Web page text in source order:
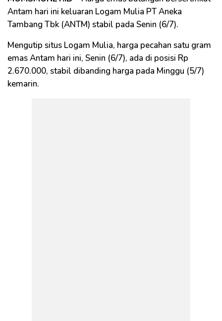
Antam hari ini keluaran Logam Mulia PT Aneka
Tambang Tbk (ANTM) stabil pada Senin (6/7).
Mengutip situs Logam Mulia, harga pecahan satu gram
emas Antam hari ini, Senin (6/7), ada di posisi Rp
2.670.000, stabil dibanding harga pada Minggu (5/7)
kemarin.